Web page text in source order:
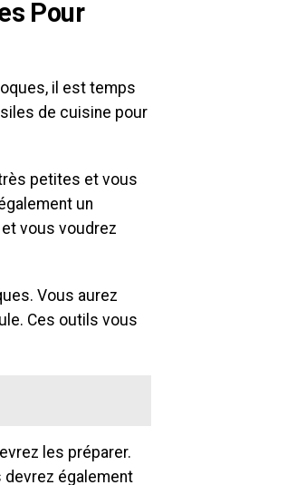
Pour
il est temps
de cuisine pour
petites et vous
un
vous voudrez
Vous aurez
Ces outils vous
les préparer.
devrez également